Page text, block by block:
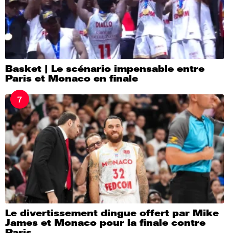
Basket | Le scénario impensable entre
Paris et Monaco en finale
7
Le divertissement dingue offert par Mike
James et Monaco pour la finale contre